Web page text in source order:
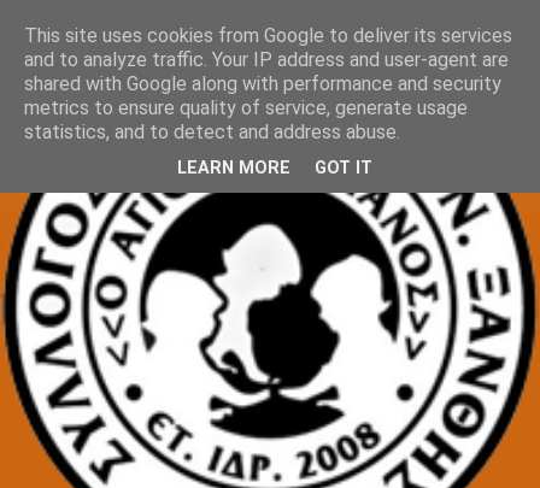
This site uses cookies from Google to deliver its services
and to analyze traffic. Your IP address and user-agent are
shared with Google along with performance and security
metrics to ensure quality of service, generate usage
statistics, and to detect and address abuse.
LEARN MORE GOT IT